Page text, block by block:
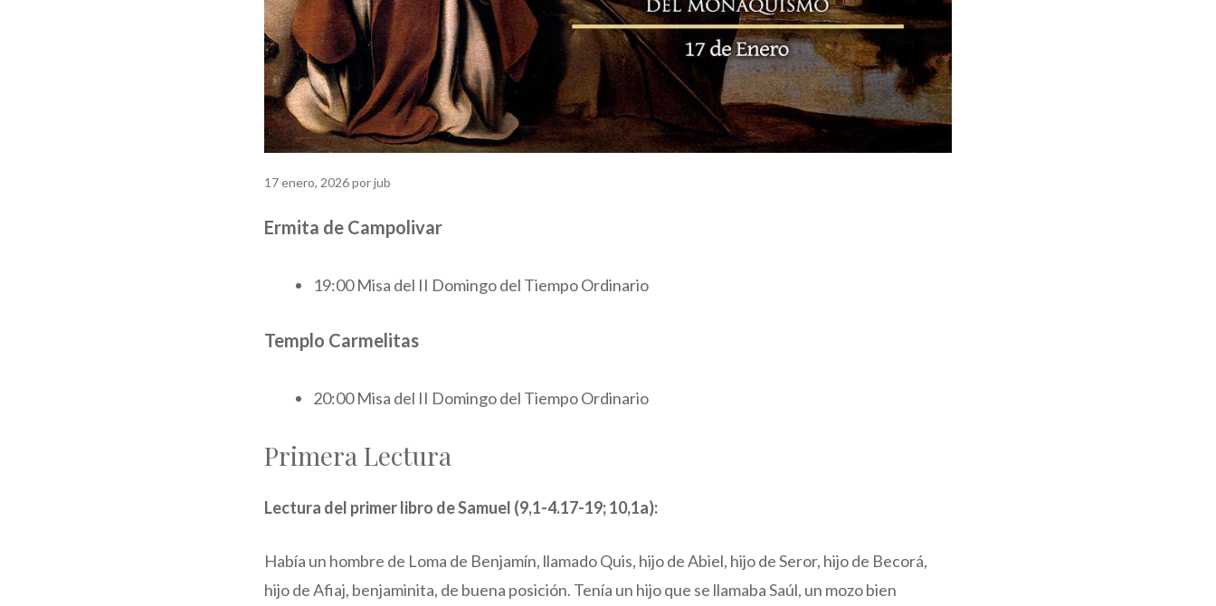
17 enero, 2026porjub
Ermita de Campolivar
19:00 Misa del II Domingo del Tiempo Ordinario
Templo Carmelitas
20:00 Misa del II Domingo del Tiempo Ordinario
Primera Lectura
Lectura del primer libro de Samuel (9,1-4.17-19; 10,1a):
Había un hombre de Loma de Benjamín, llamado Quis, hijo de Abiel, hijo de Seror, hijo de Becorá,
hijo de Afiaj, benjaminita, de buena posición. Tenía un hijo que se llamaba Saúl, un mozo bien